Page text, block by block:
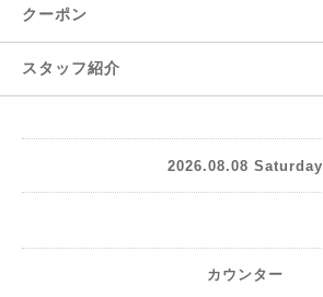
クーポン
スタッフ紹介
2026.08.08 Saturday
カウンター